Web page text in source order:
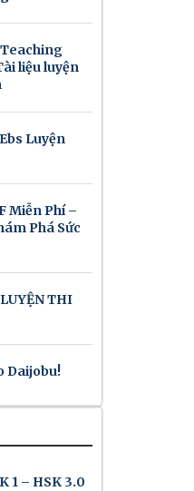
liệu luyện
Luyện
Miễn Phí –
Phá Sức
THI
Daijobu!
1 – HSK 3.0